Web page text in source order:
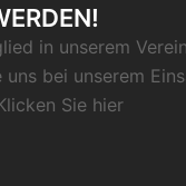
in unserem
uns bei unserem
Sie hier